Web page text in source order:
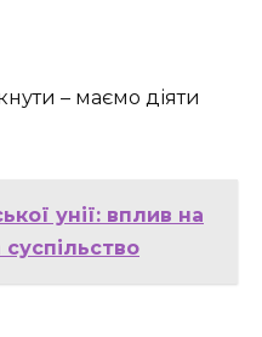
– маємо діяти
унії: вплив на